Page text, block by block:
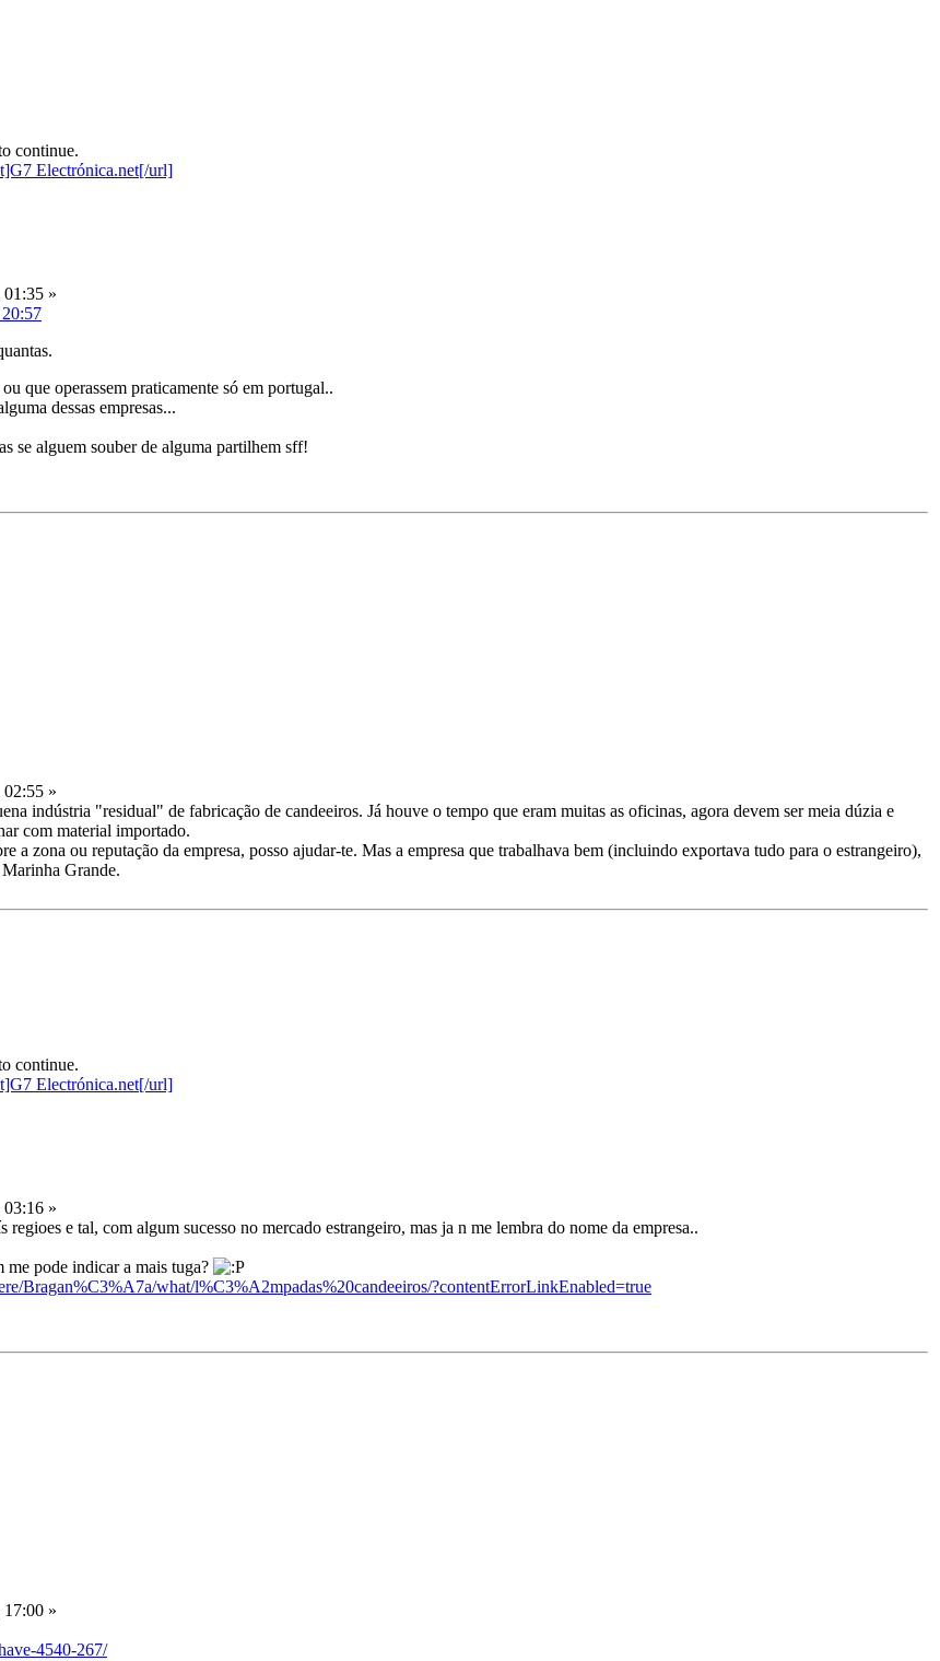
continue.
»
que operassem praticamente só em portugal..
dessas empresas...
se alguem souber de alguma partilhem sff!
»
indústria "residual" de fabricação de candeeiros. Já houve o tempo que eram muitas as oficinas, agora devem ser meia dúzia e
com material importado.
a zona ou reputação da empresa, posso ajudar-te. Mas a empresa que trabalhava bem (incluindo exportava tudo para o estrangeiro),
Grande.
continue.
»
e tal, com algum sucesso no mercado estrangeiro, mas ja n me lembra do nome da empresa..
me pode indicar a mais tuga?
Bragan%C3%A7a/what/l%C3%A2mpadas%20candeeiros/?contentErrorLinkEnabled=true
»
4540-267/